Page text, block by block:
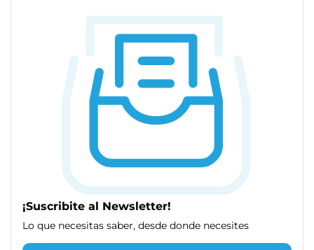
¡Suscribite al Newsletter!
Lo que necesitas saber, desde donde necesites